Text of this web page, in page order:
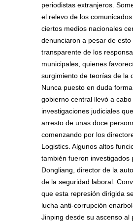
periodistas extranjeros.
el relevo de los comunicados
ciertos medios nacionales
denunciaron a pesar de
transparente de los
municipales, quienes
surgimiento de teorías de la
Nunca puesto en duda
gobierno central llevó a
investigaciones judiciales
arresto de unas doce
comenzando por los
Logistics. Algunos altos
también fueron investigados
Dongliang, director de la
de la seguridad laboral.
que esta represión dirigida
lucha anti-corrupción
Jinping desde su ascenso al